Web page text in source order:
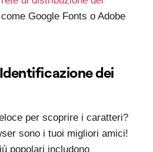
Google Fonts o Adobe
dei
per scoprire i caratteri?
sono i tuoi migliori amici!
popolari includono